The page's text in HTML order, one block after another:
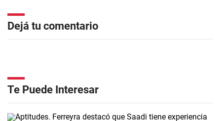
Dejá tu comentario
Te Puede Interesar